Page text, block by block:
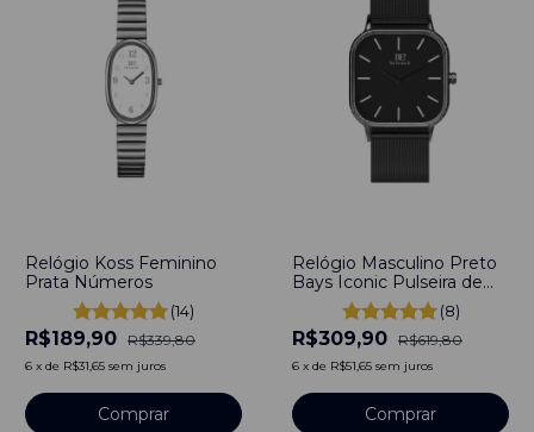
Relógio Koss Feminino
Prata Números
(14)
R$189,90 R$339,80
6 x de R$31,65 sem juros
Relógio Masculino Preto
Bays Iconic Pulseira de
Aço Preto 40mm
Minimalista Aço
Inoxidável banhado a
titânio
(8)
R$309,90 R$619,80
6 x de R$51,65 sem juros
Comprar